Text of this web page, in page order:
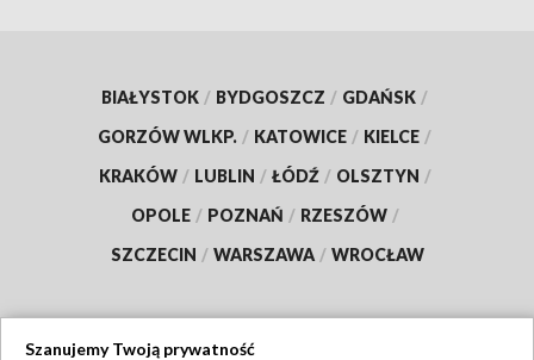
BIAŁYSTOK / BYDGOSZCZ / GDAŃSK /
GORZÓW WLKP. / KATOWICE / KIELCE /
KRAKÓW / LUBLIN / ŁÓDŹ / OLSZTYN /
OPOLE / POZNAŃ / RZESZÓW /
SZCZECIN / WARSZAWA / WROCŁAW
Szanujemy Twoją prywatność